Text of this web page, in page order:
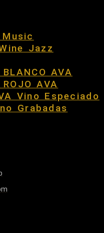
Jazz
BLANCO AVA
ROJO AVA
Vino Especiado
Grabadas